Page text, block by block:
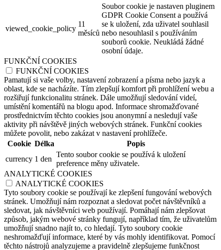
viewed_cookie_policy
11
měsíců
Soubor cookie je nastaven pluginem
GDPR Cookie Consent a používá
se k uložení, zda uživatel souhlasil
nebo nesouhlasil s používáním
souborů cookie. Neukládá žádné
osobní údaje.
FUNKČNÍ COOKIES
FUNKČNÍ COOKIES
Pamatují si vaše volby, nastavení zobrazení a písma nebo jazyk a
oblast, kde se nacházíte. Tím zlepšují komfort při prohlížení webu a
rozšiřují funkcionalitu stránek. Dále umožňují sledování videí,
umístění komentářů na blogu apod. Informace shromažďované
prostřednictvím těchto cookies jsou anonymní a nesledují vaše
aktivity při návštěvě jiných webových stránek. Funkční cookies
můžete povolit, nebo zakázat v nastavení prohlížeče.
Cookie Délka
Popis
currency 1 den
Tento soubor cookie se používá k uložení
preference měny uživatele.
ANALYTICKÉ COOKIES
ANALYTICKÉ COOKIES
Tyto soubory cookie se používají ke zlepšení fungování webových
stránek. Umožňují nám rozpoznat a sledovat počet návštěvníků a
sledovat, jak návštěvníci web používají. Pomáhají nám zlepšovat
způsob, jakým webové stránky fungují, například tím, že uživatelům
umožňují snadno najít to, co hledají. Tyto soubory cookie
neshromažďují informace, které by vás mohly identifikovat. Pomocí
těchto nástrojů analyzujeme a pravidelně zlepšujeme funkčnost